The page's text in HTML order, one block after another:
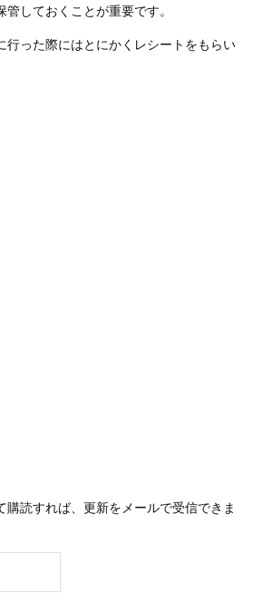
しておくことが重要です。
行った際にはとにかくレシートをもらい
購読すれば、更新をメールで受信できま